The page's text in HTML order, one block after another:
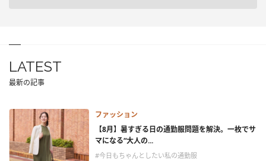
LATEST
最新の記事
ファッション
【8月】暑すぎる日の通勤服問題を解決。一枚でサ
マになる“大人の...
#今日もちゃんとしたい私の通勤服